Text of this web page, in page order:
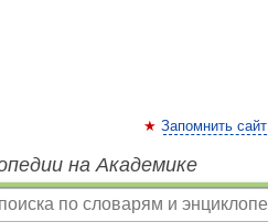
Запомнить сайт
на Академике